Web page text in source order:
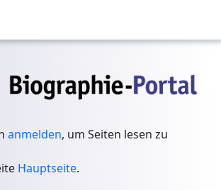
anmelden, um Seiten lesen zu
Hauptseite.